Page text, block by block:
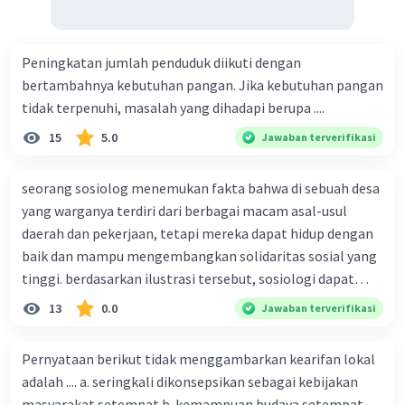
Keanggotaan: Individu yang terlibat dalam pertemuan
harus sepakat atau diterima menjadi anggota kelompok.
Keanggotaan ini bisa bersifat terbuka, di mana individu
dapat bergabung dengan mudah, atau tertutup, di mana
Keterikatan Emosional: Untuk menghasilkan kelompok
sosial yang kuat, sering kali ada keterikatan emosional
antara anggotanya. Ini bisa berupa rasa persahabatan,
kepercayaan, atau ikatan emosional lain yang
memperkuat hubungan dalam kelompok.
Identitas Kelompok: Anggota kelompok harus memiliki
berarti mereka merasa terhubung dengan kelompok
tersebut dan mengidentifikasi diri mereka sebagai
bagian darinya.
Peningkatan jumlah penduduk diikuti dengan
bertambahnya kebutuhan pangan. Jika kebutuhan pangan
tidak terpenuhi, masalah yang dihadapi berupa ....
15 5.0 Jawaban terverifikasi
seorang sosiolog menemukan fakta bahwa di sebuah desa
yang warganya terdiri dari berbagai macam asal-usul
daerah dan pekerjaan, tetapi mereka dapat hidup dengan
baik dan mampu mengembangkan solidaritas sosial yang
tinggi. berdasarkan ilustrasi tersebut, sosiologi dapat
berfungsi sebagai ilmu yang ....
13 0.0 Jawaban terverifikasi
Pernyataan berikut tidak menggambarkan kearifan lokal
adalah .... a. seringkali dikonsepsikan sebagai kebijakan